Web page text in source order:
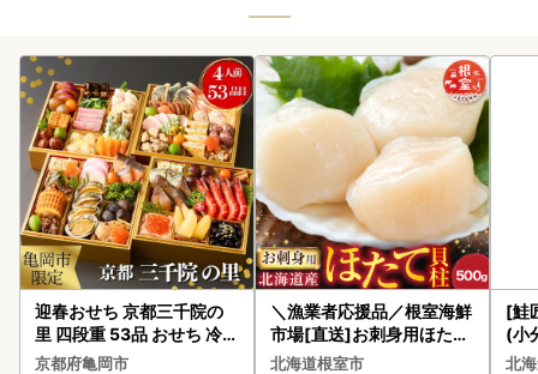
迎春おせち 京都三千院の
里 四段重 53品 おせち 冷蔵
2027 先行予約
京都府亀岡市
＼漁業者応援品／根室海鮮
市場[直送]お刺身用ほたて
貝柱500g A-28002
北海道根室市
[鮭
(小
5
北